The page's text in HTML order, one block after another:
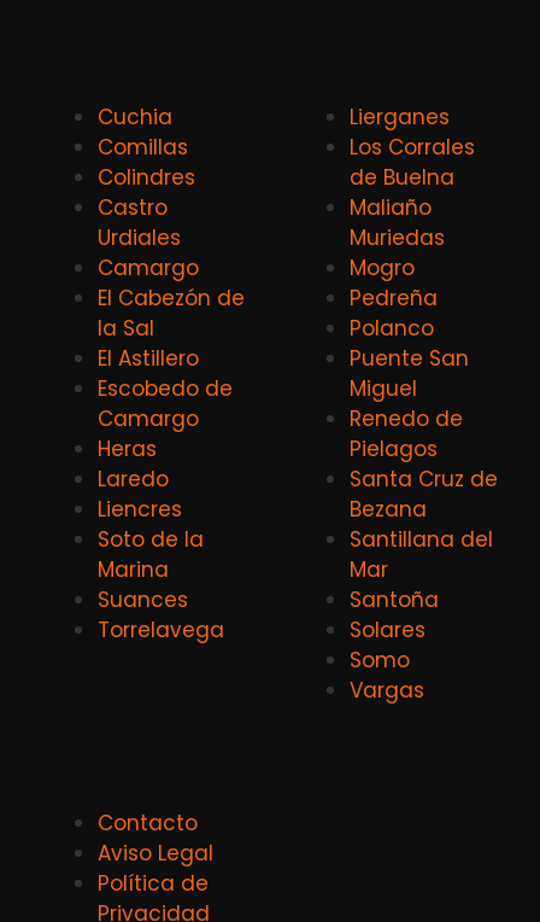
Cuchia
Comillas
Colindres
Castro
Urdiales
Camargo
El Cabezón de
la Sal
El Astillero
Escobedo de
Camargo
Heras
Laredo
Liencres
Soto de la
Marina
Suances
Torrelavega
Lierganes
Los Corrales
de Buelna
Maliaño
Muriedas
Mogro
Pedreña
Polanco
Puente San
Miguel
Renedo de
Pielagos
Santa Cruz de
Bezana
Santillana del
Mar
Santoña
Solares
Somo
Vargas
Contacto
Aviso Legal
Política de
Privacidad